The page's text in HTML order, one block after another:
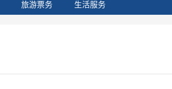
旅游票务 生活服务